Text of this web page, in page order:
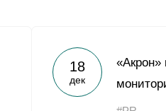
18
дек
«Акрон»